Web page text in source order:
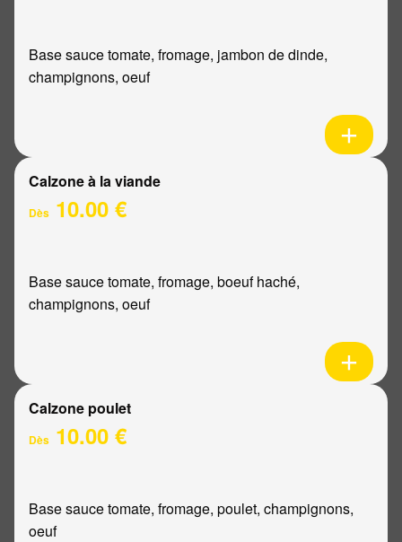
Base sauce tomate, fromage, jambon de dinde,
champignons, oeuf
Calzone à la viande
Dès 10.00 €
Base sauce tomate, fromage, boeuf haché,
champignons, oeuf
Calzone poulet
Dès 10.00 €
Base sauce tomate, fromage, poulet, champignons,
oeuf